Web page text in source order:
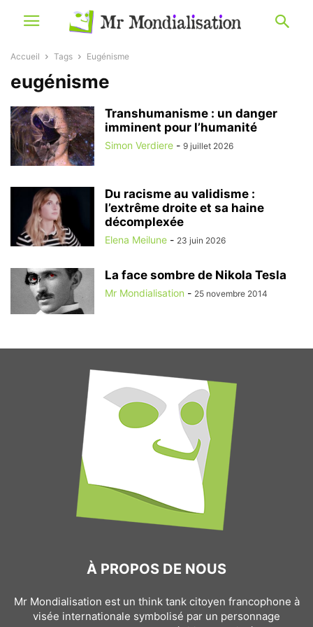
Accueil Tags Eugénisme
eugénisme
Transhumanisme : un danger
imminent pour l’humanité
Simon Verdiere - 9 juillet 2026
Du racisme au validisme :
l’extrême droite et sa haine
décomplexée
Elena Meilune - 23 juin 2026
La face sombre de Nikola Tesla
Mr Mondialisation - 25 novembre 2014
À PROPOS DE NOUS
Mr Mondialisation est un think tank citoyen francophone à
visée internationale symbolisé par un personnage